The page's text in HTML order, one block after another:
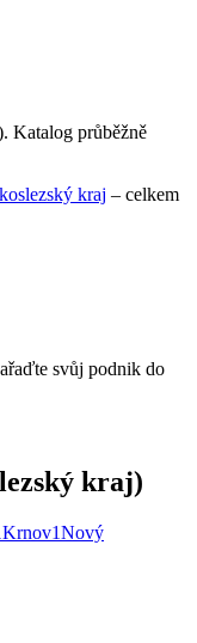
. Katalog průběžně
kraj – celkem
svůj podnik do
kraj)
Krnov1Nový